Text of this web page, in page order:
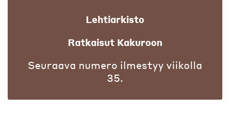
Lehtiarkisto
Ratkaisut Kakuroon
Seuraava numero ilmestyy viikolla
35.